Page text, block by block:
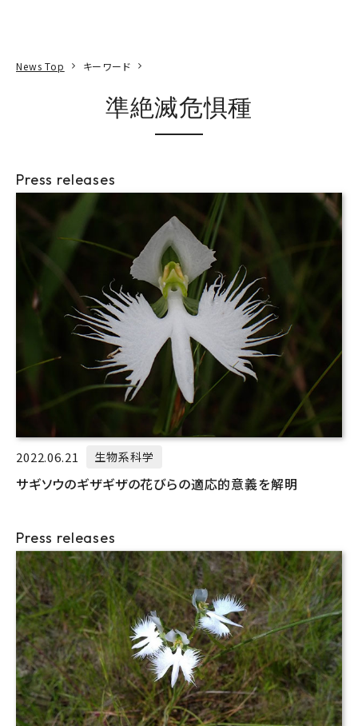
News Top キーワード
準絶滅危惧種
Press releases
2022.06.21 生物系科学
サギソウのギザギザの花びらの適応的意義を解明
Press releases